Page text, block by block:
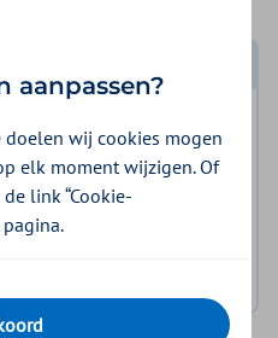
en voorwaarden
DigiD
aanpassen?
wij cookies mogen
elk moment wijzigen. Of
link “Cookie-